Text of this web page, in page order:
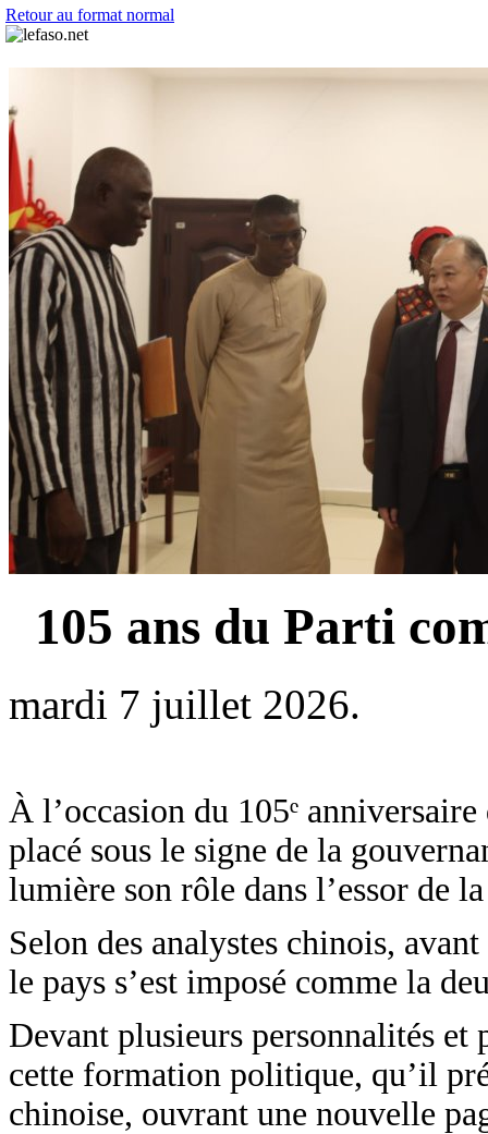
Retour au format normal
105 ans du Parti
mardi 7 juillet 2026.
À l’occasion du 105ᵉ
placé sous le signe de la
lumière son rôle dans l’essor de
Selon des analystes chinois,
le pays s’est imposé comme la
Devant plusieurs personnalités et
cette formation politique, qu’il
chinoise, ouvrant une nouvelle